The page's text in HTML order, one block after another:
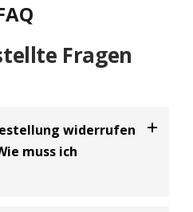
Fragen
widerrufen
muss ich